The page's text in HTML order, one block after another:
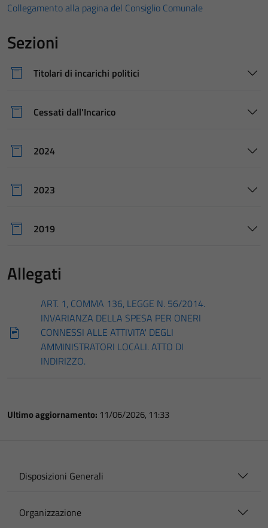
Collegamento alla pagina del Consiglio Comunale
Sezioni
Titolari di incarichi politici
Cessati dall'Incarico
2024
2023
2019
Allegati
ART. 1, COMMA 136, LEGGE N. 56/2014.
INVARIANZA DELLA SPESA PER ONERI
CONNESSI ALLE ATTIVITA' DEGLI
AMMINISTRATORI LOCALI. ATTO DI
INDIRIZZO.
Ultimo aggiornamento: 11/06/2026, 11:33
Disposizioni Generali
Organizzazione